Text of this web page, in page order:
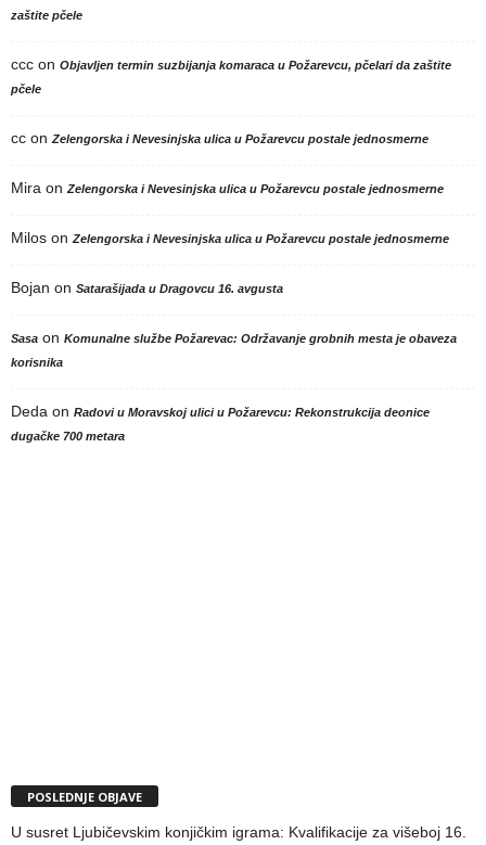
zaštite pčele
ccc on Objavljen termin suzbijanja komaraca u Požarevcu, pčelari da zaštite
pčele
cc on Zelengorska i Nevesinjska ulica u Požarevcu postale jednosmerne
Mira on Zelengorska i Nevesinjska ulica u Požarevcu postale jednosmerne
Milos on Zelengorska i Nevesinjska ulica u Požarevcu postale jednosmerne
Bojan on Satarašijada u Dragovcu 16. avgusta
Sasa on Komunalne službe Požarevac: Održavanje grobnih mesta je obaveza
korisnika
Deda on Radovi u Moravskoj ulici u Požarevcu: Rekonstrukcija deonice
dugačke 700 metara
POSLEDNJE OBJAVE
U susret Ljubičevskim konjičkim igrama: Kvalifikacije za višeboj 16.